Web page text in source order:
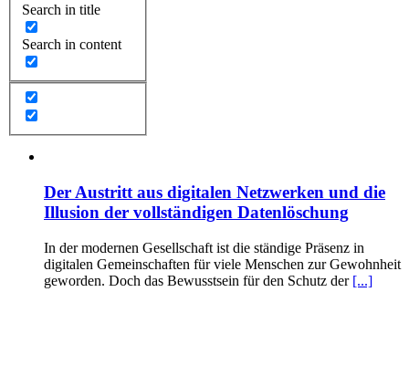
Search in title
Search in content
Der Austritt aus digitalen Netzwerken und die
Illusion der vollständigen Datenlöschung
In der modernen Gesellschaft ist die ständige Präsenz in
digitalen Gemeinschaften für viele Menschen zur Gewohnheit
geworden. Doch das Bewusstsein für den Schutz der [...]